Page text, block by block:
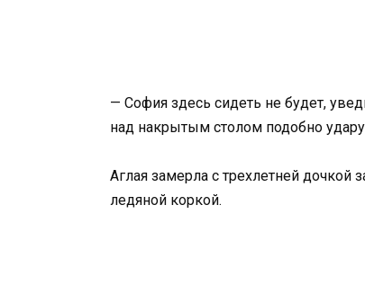
— София здесь сидеть не будет,
над накрытым столом подобно
Аглая замерла с трехлетней дочкой
ледяной коркой.